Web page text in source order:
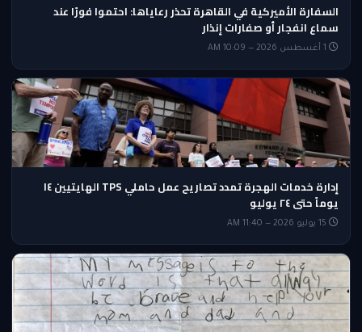
السفارة الأميركية في القاهرة تحذر رعاياها: احتموا فورًا عند
سماع انفجار أو صفارات إنذار
إدارة خدمات الهجرة تمدد تصاريح عمل حاملي TPS الهايتيين ١٤
يوماً حتى ٢٤ يوليو